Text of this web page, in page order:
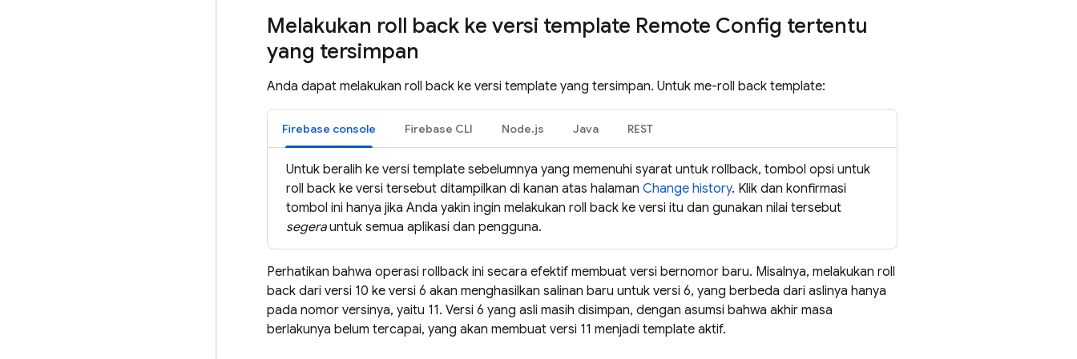
Melakukan roll back ke versi template Remote Config tertentu
yang tersimpan
Anda dapat melakukan roll back ke versi template yang tersimpan. Untuk me-roll back template:
Firebase console Firebase CLI Node.js Java REST
Untuk beralih ke versi template sebelumnya yang memenuhi syarat untuk rollback, tombol opsi untuk
roll back ke versi tersebut ditampilkan di kanan atas halaman Change history. Klik dan konfirmasi
tombol ini hanya jika Anda yakin ingin melakukan roll back ke versi itu dan gunakan nilai tersebut
segerauntuk semua aplikasi dan pengguna.
Perhatikan bahwa operasi rollback ini secara efektif membuat versi bernomor baru. Misalnya, melakukan roll
back dari versi 10 ke versi 6 akan menghasilkan salinan baru untuk versi 6, yang berbeda dari aslinya hanya
pada nomor versinya, yaitu 11. Versi 6 yang asli masih disimpan, dengan asumsi bahwa akhir masa
berlakunya belum tercapai, yang akan membuat versi 11 menjadi template aktif.